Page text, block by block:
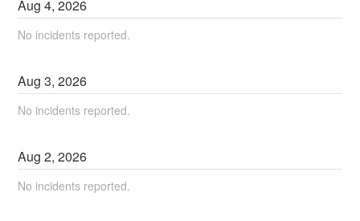
Aug4,2026
No incidents reported.
Aug3,2026
No incidents reported.
Aug2,2026
No incidents reported.